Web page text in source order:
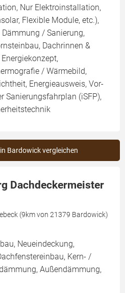
Nur Elektroinstallation,
Flexible Module, etc.),
/ Sanierung,
Dachrinnen &
/ Wärmebild,
Energieausweis, Vor-
Sanierungsfahrplan (iSFP),
Bardowick vergleichen
Dachdeckermeister
(9km von 21379 Bardowick)
Neueindeckung,
Kern- /
Außendämmung,